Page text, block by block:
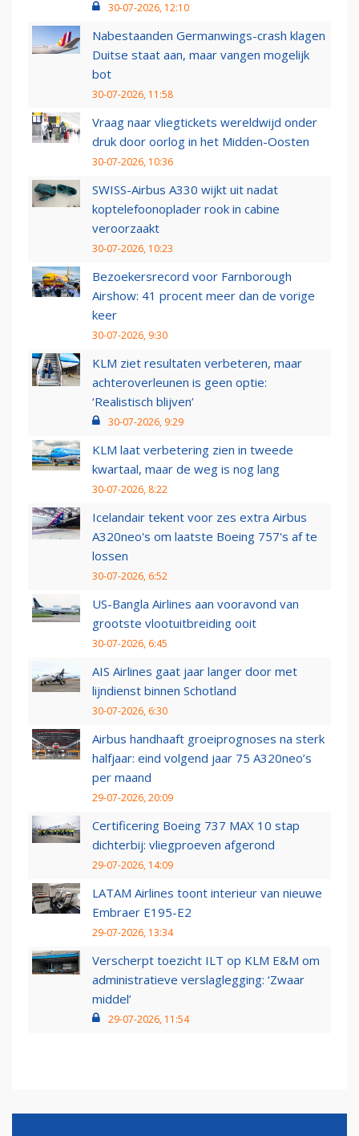
30-07-2026, 12:10
Nabestaanden Germanwings-crash klagen
Duitse staat aan, maar vangen mogelijk
bot
30-07-2026, 11:58
Vraag naar vliegtickets wereldwijd onder
druk door oorlog in het Midden-Oosten
30-07-2026, 10:36
SWISS-Airbus A330 wijkt uit nadat
koptelefoonoplader rook in cabine
veroorzaakt
30-07-2026, 10:23
Bezoekersrecord voor Farnborough
Airshow: 41 procent meer dan de vorige
keer
30-07-2026, 9:30
KLM ziet resultaten verbeteren, maar
achteroverleunen is geen optie:
‘Realistisch blijven’
30-07-2026, 9:29
KLM laat verbetering zien in tweede
kwartaal, maar de weg is nog lang
30-07-2026, 8:22
Icelandair tekent voor zes extra Airbus
A320neo's om laatste Boeing 757's af te
lossen
30-07-2026, 6:52
US-Bangla Airlines aan vooravond van
grootste vlootuitbreiding ooit
30-07-2026, 6:45
AIS Airlines gaat jaar langer door met
lijndienst binnen Schotland
30-07-2026, 6:30
Airbus handhaaft groeiprognoses na sterk
halfjaar: eind volgend jaar 75 A320neo’s
per maand
29-07-2026, 20:09
Certificering Boeing 737 MAX 10 stap
dichterbij: vliegproeven afgerond
29-07-2026, 14:09
LATAM Airlines toont interieur van nieuwe
Embraer E195-E2
29-07-2026, 13:34
Verscherpt toezicht ILT op KLM E&M om
administratieve verslaglegging: ‘Zwaar
middel’
29-07-2026, 11:54